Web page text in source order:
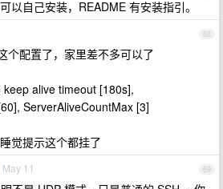
以自己安装，README 有安装指引。
68
个配置了，家里差不多可以了
alive timeout [180s],
ServerAliveCountMax [3]
觉提示这个都挂了
69
May 11